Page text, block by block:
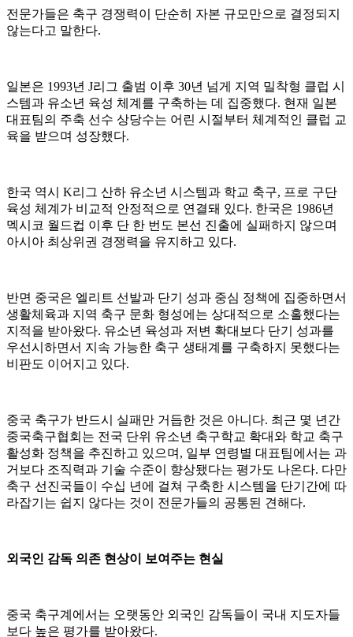
전문가들은 축구 경쟁력이 단순히 자본 규모만으로 결정되지
않는다고 말한다.
일본은 1993년 J리그 출범 이후 30년 넘게 지역 밀착형 클럽 시
스템과 유소년 육성 체계를 구축하는 데 집중했다. 현재 일본
대표팀의 주축 선수 상당수는 어린 시절부터 체계적인 클럽 교
육을 받으며 성장했다.
한국 역시 K리그 산하 유소년 시스템과 학교 축구, 프로 구단
육성 체계가 비교적 안정적으로 연결돼 있다. 한국은 1986년
멕시코 월드컵 이후 단 한 번도 본선 진출에 실패하지 않으며
아시아 최상위권 경쟁력을 유지하고 있다.
반면 중국은 엘리트 선발과 단기 성과 중심 정책에 집중하면서
생활체육과 지역 축구 문화 형성에는 상대적으로 소홀했다는
지적을 받아왔다. 유소년 육성과 저변 확대보다 단기 성과를
우선시하면서 지속 가능한 축구 생태계를 구축하지 못했다는
비판도 이어지고 있다.
중국 축구가 반드시 실패만 거듭한 것은 아니다. 최근 몇 년간
중국축구협회는 전국 단위 유소년 축구학교 확대와 학교 축구
활성화 정책을 추진하고 있으며, 일부 연령별 대표팀에서는 과
거보다 조직력과 기술 수준이 향상됐다는 평가도 나온다. 다만
축구 선진국들이 수십 년에 걸쳐 구축한 시스템을 단기간에 따
라잡기는 쉽지 않다는 것이 전문가들의 공통된 견해다.
외국인 감독 의존 현상이 보여주는 현실
중국 축구계에서는 오랫동안 외국인 감독들이 국내 지도자들
보다 높은 평가를 받아왔다.